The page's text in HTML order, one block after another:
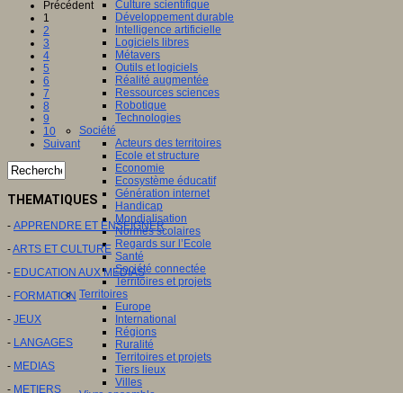
Culture scientifique
Développement durable
Intelligence artificielle
Logiciels libres
Métavers
Outils et logiciels
Réalité augmentée
Ressources sciences
Robotique
Technologies
Société
Acteurs des territoires
Ecole et structure
Economie
Ecosystème éducatif
Génération internet
Handicap
Mondialisation
Normes scolaires
Regards sur l’Ecole
Santé
Société connectée
Territoires et projets
Territoires
Europe
International
Régions
Ruralité
Territoires et projets
Tiers lieux
Villes
Précédent
1
2
3
4
5
6
7
8
9
10
Suivant
THEMATIQUES
- APPRENDRE ET ENSEIGNER
-ARTS ET CULTURE
- EDUCATION AUX MEDIAS
- FORMATION
- JEUX
- LANGAGES
- MEDIAS
- METIERS